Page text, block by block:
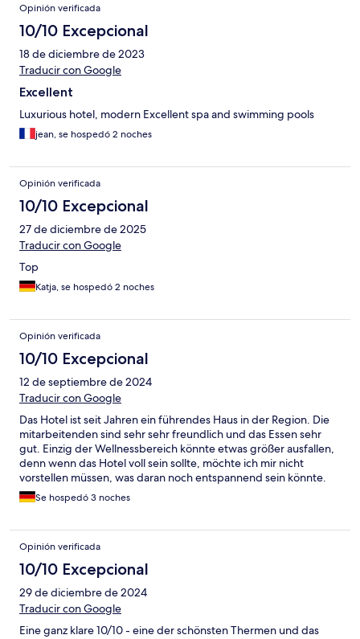
Opinión verificada
10/10 Excepcional
18 de diciembre de 2023
Traducir con Google
Excellent
Luxurious hotel, modern Excellent spa and swimming pools
jean, se hospedó 2 noches
Opinión verificada
10/10 Excepcional
27 de diciembre de 2025
Traducir con Google
Top
Katja, se hospedó 2 noches
Opinión verificada
10/10 Excepcional
12 de septiembre de 2024
Traducir con Google
Das Hotel ist seit Jahren ein führendes Haus in der Region. Die
mitarbeitenden sind sehr sehr freundlich und das Essen sehr
gut. Einzig der Wellnessbereich könnte etwas größer ausfallen,
denn wenn das Hotel voll sein sollte, möchte ich mir nicht
vorstellen müssen, was daran noch entspannend sein könnte.
Se hospedó 3 noches
Opinión verificada
10/10 Excepcional
29 de diciembre de 2024
Traducir con Google
Eine ganz klare 10/10 - eine der schönsten Thermen und das